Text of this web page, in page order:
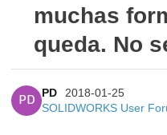
muchas
queda. No
PD
PD
2018-01-25
SOLIDWORKS User